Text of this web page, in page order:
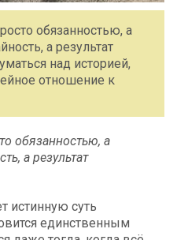
обязанностью, а
а результат
над историей,
отношение к
обязанностью, а
а результат
истинную суть
единственным